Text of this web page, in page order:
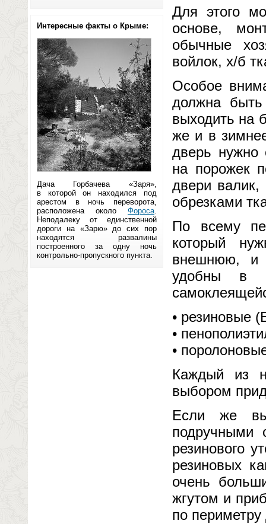
Интересные факты о Крыме:
Дача Горбачева «Заря»,
в которой он находился под
арестом в ночь переворота,
расположена около Фороса.
Неподалеку от единственной
дороги на «Зарю» до сих пор
находятся развалины
построенного за одну ночь
контрольно-пропускного пункта.
Для этого
основе,
обычные
войлок, х/б
Особое
должна
выходить на
же и в
дверь нужно
на порожек
двери валик,
обрезками
По всему
который
внешнюю, и
удобны в
• резиновые
•
•
Каждый из
выбором
Если же вы
подручными
резинового
резиновых
очень
жгутом и
по периметру